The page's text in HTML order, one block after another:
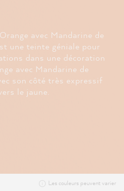
avec Mandarine de
une teinte géniale pour
dans une décoration
avec Mandarine de
son côté très expressif
le jaune.
Les couleurs peuvent varier